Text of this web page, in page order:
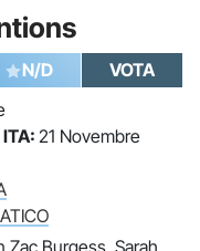
N/D
VOTA
21 Novembre
Zac Burgess, Sarah